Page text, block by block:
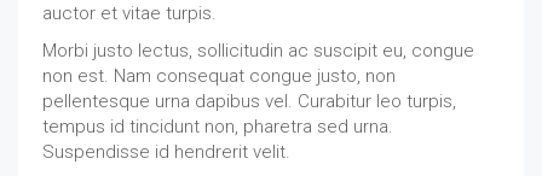
auctor et vitae turpis.
Morbi justo lectus, sollicitudin ac suscipit eu, congue
non est. Nam consequat congue justo, non
pellentesque urna dapibus vel. Curabitur leo turpis,
tempus id tincidunt non, pharetra sed urna.
Suspendisse id hendrerit velit.